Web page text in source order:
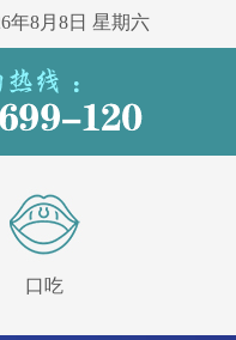
年8月8日 星期六
口吃